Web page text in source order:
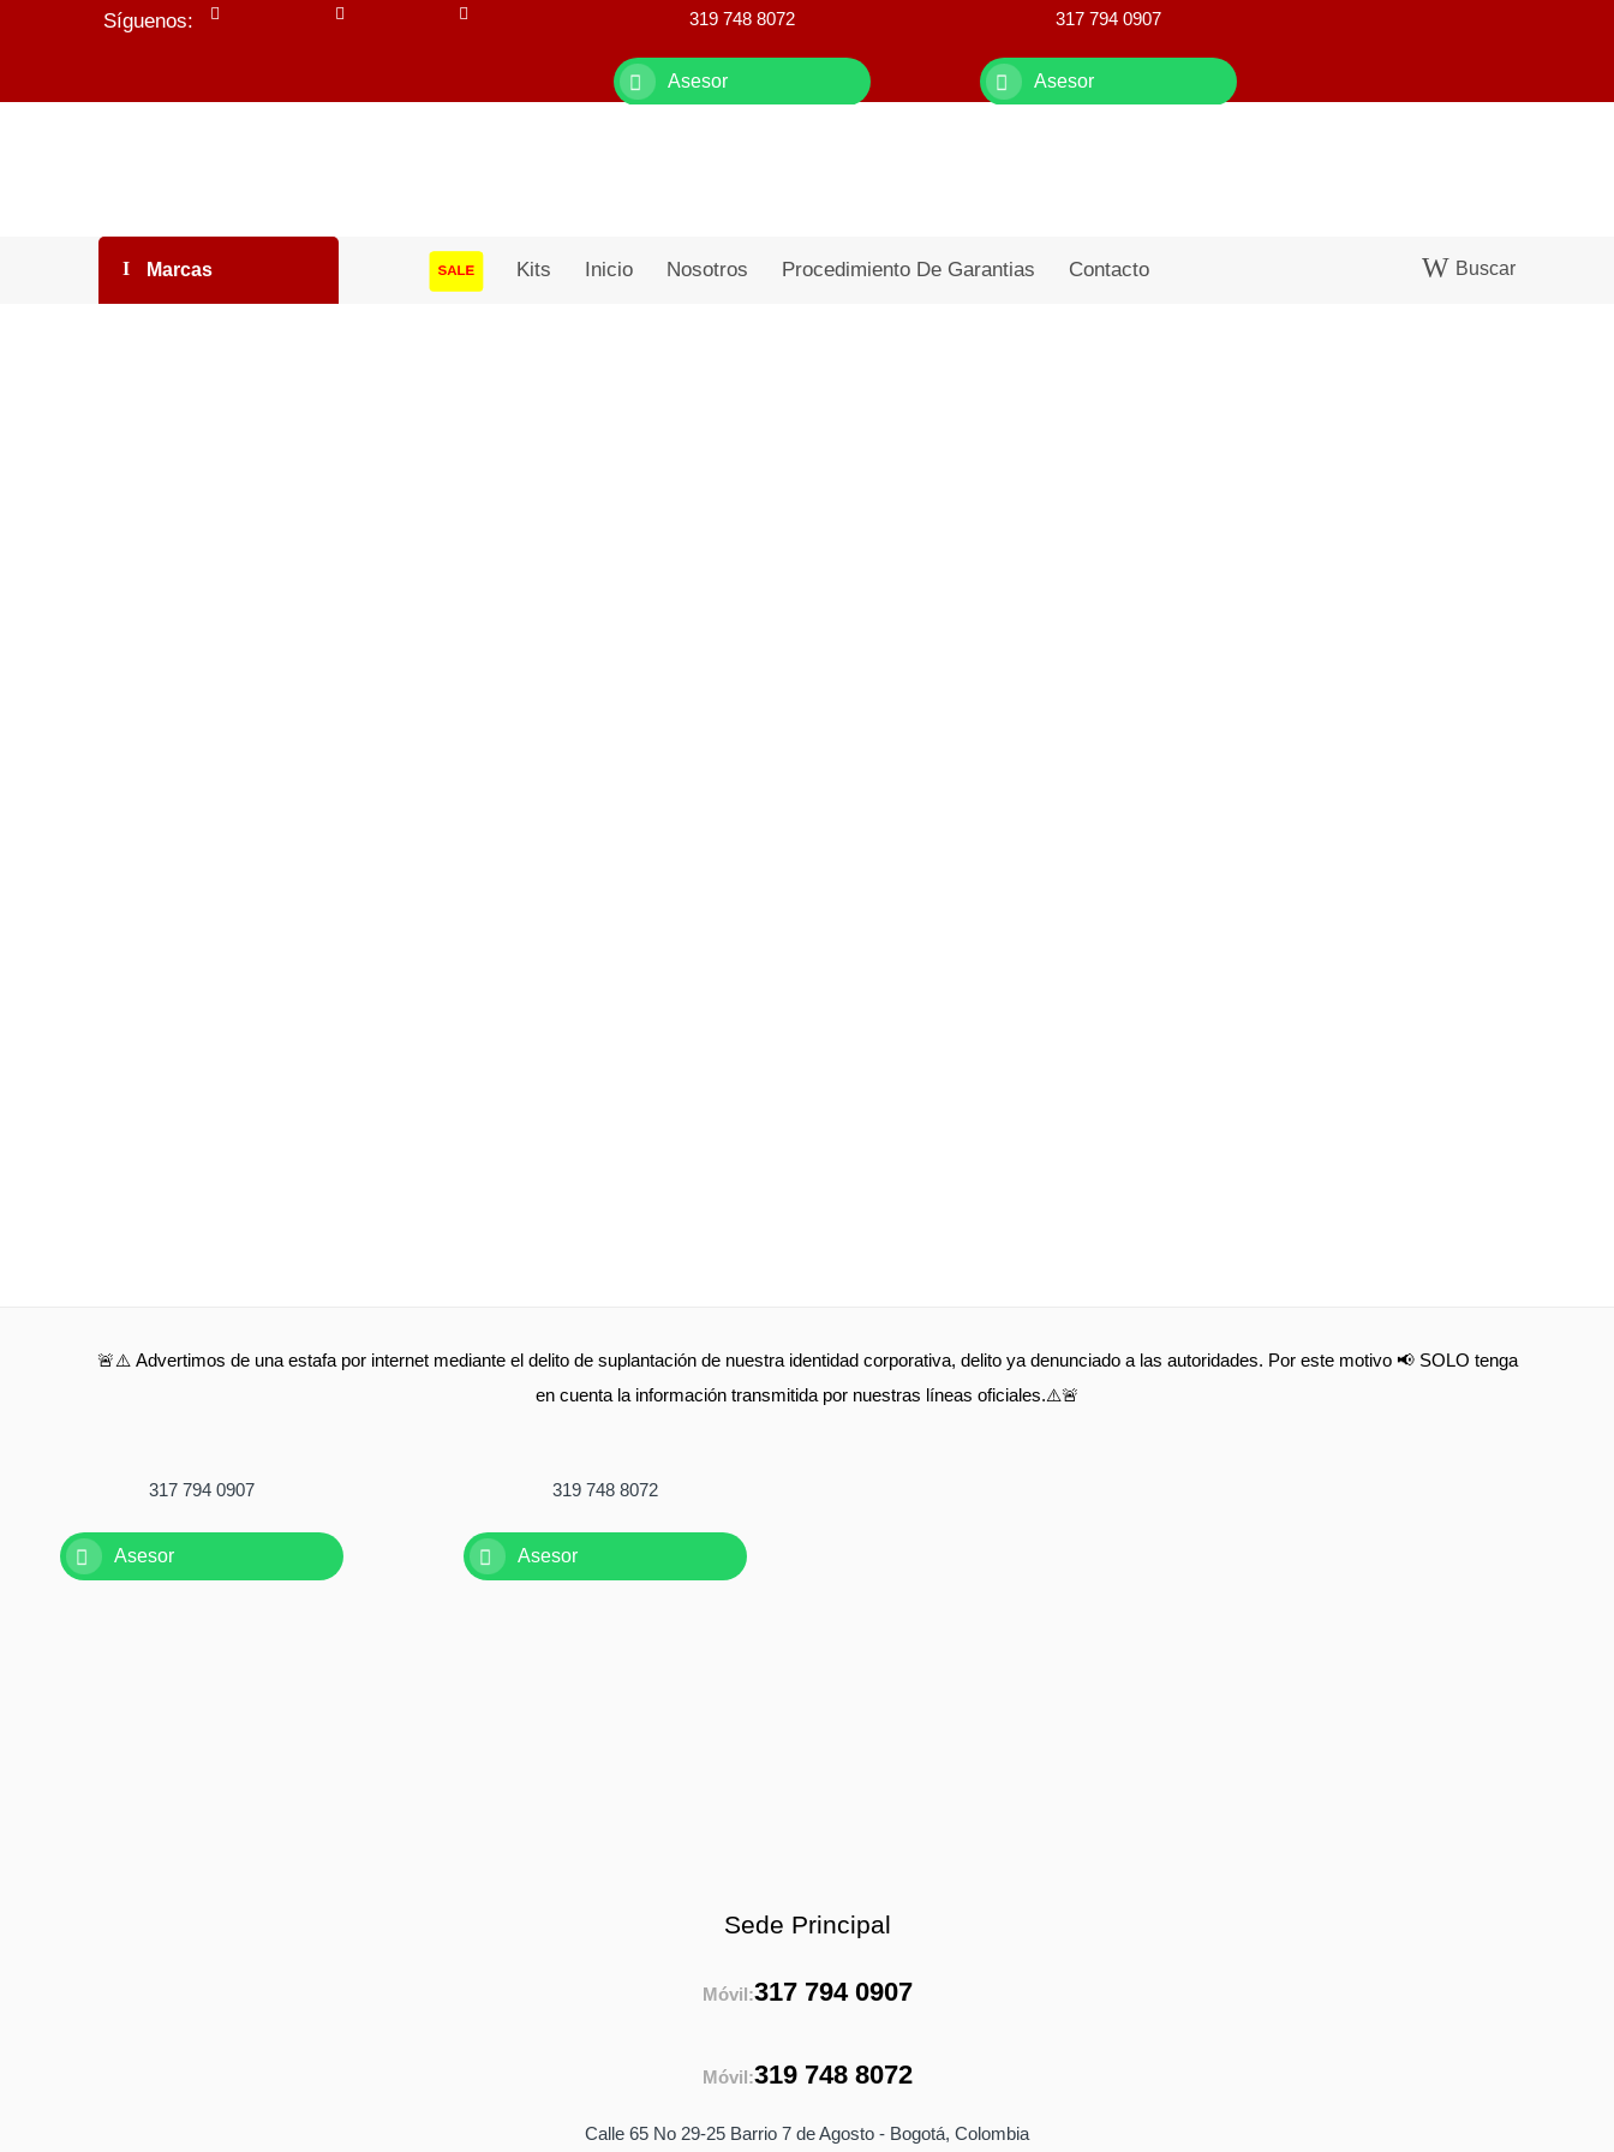
Síguenos: 319 748 8072
Asesor
317 794 0907
Asesor
Marcas SALE Kits Inicio Nosotros Procedimiento De Garantias Contacto Buscar
🚨⚠️ Advertimos de una estafa por internet mediante el delito de suplantación de nuestra identidad corporativa, delito ya denunciado a las autoridades. Por este motivo 📢 SOLO tenga
en cuenta la información transmitida por nuestras líneas oficiales.⚠️🚨
317 794 0907
Asesor
319 748 8072
Asesor
Sede Principal
Móvil:317 794 0907
Móvil:319 748 8072
Calle 65 No 29-25 Barrio 7 de Agosto - Bogotá, Colombia